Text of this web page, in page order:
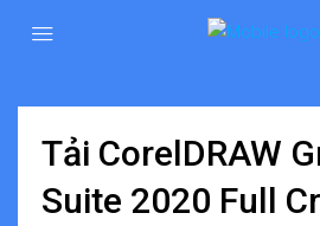
Tải CorelDRAW
Suite 2020 Full